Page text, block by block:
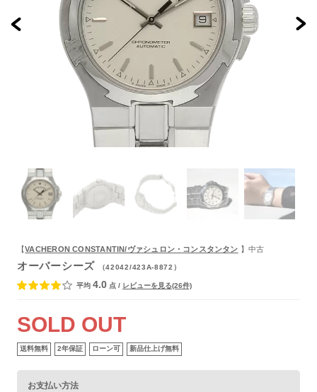
【VACHERON CONSTANTIN/ヴァシュロン・コンスタンタン 】中古
オーバーシーズ （42042/423A-8872）
平均 4.0 点 / レビューを見る(26件)
SOLD OUT
送料無料 2年保証 ローン可 新品仕上げ無料
お支払い方法
箱
よくあるご質問